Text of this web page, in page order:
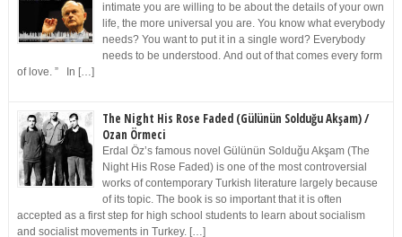
intimate you are willing to be about the details of your own
life, the more universal you are. You know what everybody
needs? You want to put it in a single word? Everybody
needs to be understood. And out of that comes every form
of love. ” In […]
The Night His Rose Faded (Gülünün Solduğu Akşam) /
Ozan Örmeci
Erdal Öz’s famous novel Gülünün Solduğu Akşam (The
Night His Rose Faded) is one of the most controversial
works of contemporary Turkish literature largely because
of its topic. The book is so important that it is often
accepted as a first step for high school students to learn about socialism
and socialist movements in Turkey. […]